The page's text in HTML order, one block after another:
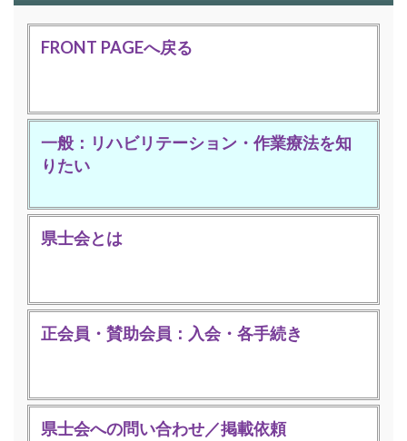
FRONT PAGEへ戻る
一般：リハビリテーション・作業療法を知
りたい
県士会とは
正会員・賛助会員：入会・各手続き
県士会への問い合わせ／掲載依頼